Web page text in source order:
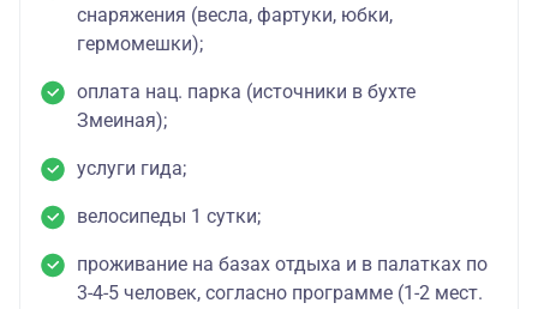
снаряжения (весла, фартуки, юбки,
гермомешки);
оплата нац. парка (источники в бухте
Змеиная);
услуги гида;
велосипеды 1 сутки;
проживание на базах отдыха и в палатках по
3-4-5 человек, согласно программе (1-2 мест.